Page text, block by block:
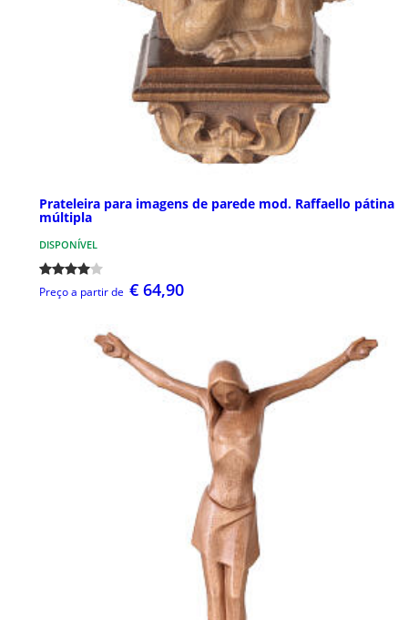
Prateleira para imagens de parede mod. Raffaello pátina
múltipla
DISPONÍVEL
Preço a partir de € 64,90